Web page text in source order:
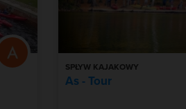
SPŁYW KAJAKOWY
As - Tour